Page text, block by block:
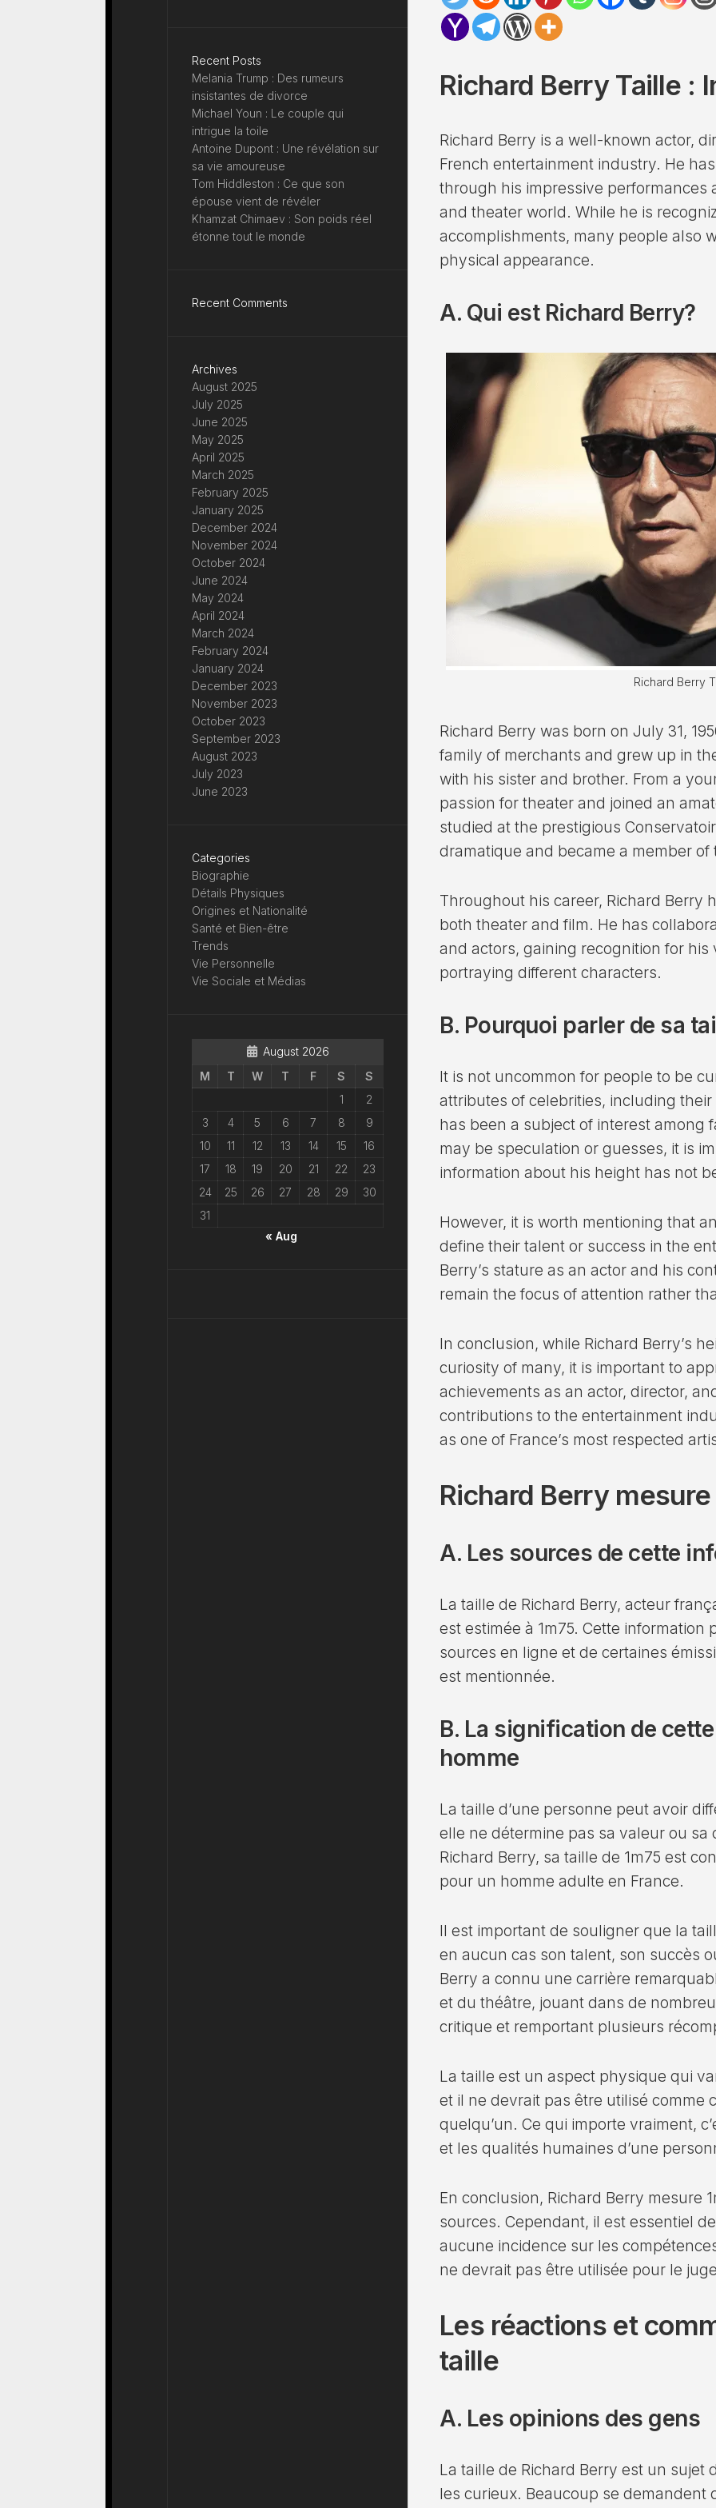
Richard Berry Taille :
Richard Berry is a well-known actor,
French entertainment industry. He
through his impressive performances
and theater world. While he is
accomplishments, many people also
physical appearance.
A. Qui est Richard Berry?
Richard Berry
Richard Berry was born on July 31,
family of merchants and grew up in
with his sister and brother. From a
passion for theater and joined an
studied at the prestigious
dramatique and became a member of
Throughout his career, Richard Berry
both theater and film. He has
and actors, gaining recognition for his
portraying different characters.
B. Pourquoi parler de sa
It is not uncommon for people to be
attributes of celebrities, including
has been a subject of interest among
may be speculation or guesses, it is
information about his height has not
However, it is worth mentioning that
define their talent or success in the
Berry’s stature as an actor and his
remain the focus of attention rather
In conclusion, while Richard Berry’s
curiosity of many, it is important to
achievements as an actor, director,
contributions to the entertainment
as one of France’s most respected
Richard Berry mesure
A. Les sources de cette
La taille de Richard Berry, acteur
est estimée à 1m75. Cette information
sources en ligne et de certaines
est mentionnée.
B. La signification de
homme
La taille d’une personne peut avoir
elle ne détermine pas sa valeur ou sa
Richard Berry, sa taille de 1m75 est
pour un homme adulte en France.
Il est important de souligner que la
en aucun cas son talent, son succès
Berry a connu une carrière
et du théâtre, jouant dans de
critique et remportant plusieurs
La taille est un aspect physique qui
et il ne devrait pas être utilisé comme
quelqu’un. Ce qui importe vraiment,
et les qualités humaines d’une
En conclusion, Richard Berry mesure
sources. Cependant, il est essentiel
aucune incidence sur les
ne devrait pas être utilisée pour le
Les réactions et
taille
A. Les opinions des gens
La taille de Richard Berry est un sujet
les curieux. Beaucoup se demandent
Recent Posts
Melania Trump : Des rumeurs
insistantes de divorce
Michael Youn : Le couple qui
intrigue la toile
Antoine Dupont : Une révélation sur
sa vie amoureuse
Tom Hiddleston : Ce que son
épouse vient de révéler
Khamzat Chimaev : Son poids réel
étonne tout le monde
Recent Comments
Archives
August 2025
July 2025
June 2025
May 2025
April 2025
March 2025
February 2025
January 2025
December 2024
November 2024
October 2024
June 2024
May 2024
April 2024
March 2024
February 2024
January 2024
December 2023
November 2023
October 2023
September 2023
August 2023
July 2023
June 2023
Categories
Biographie
Détails Physiques
Origines et Nationalité
Santé et Bien-être
Trends
Vie Personnelle
Vie Sociale et Médias
August 2026
M
T W T F S
S
1
2
3
4 5 6 7 8
9
10
11 12 13 14 15
16
17
18 19 20 21 22
23
24
25 26 27 28 29
30
31
« Aug